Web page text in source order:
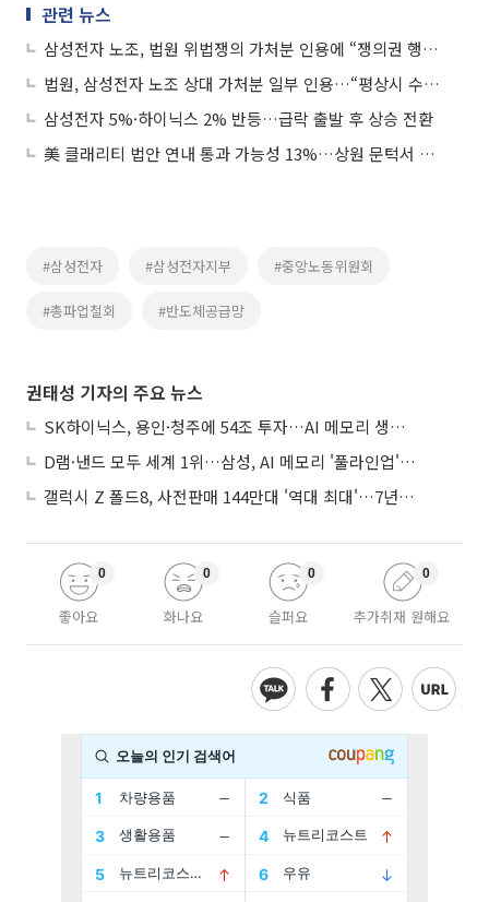
관련 뉴스
삼성전자 노조, 법원 위법쟁의 가처분 인용에 “쟁의권 행사에 제약 없어”
법원, 삼성전자 노조 상대 가처분 일부 인용…“평상시 수준 유지해야”
삼성전자 5%·하이닉스 2% 반등…급락 출발 후 상승 전환
美 클래리티 법안 연내 통과 가능성 13%…상원 문턱서 제동
#삼성전자 #삼성전자지부 #중앙노동위원회
#총파업철회 #반도체공급망
권태성 기자의 주요 뉴스
SK하이닉스, 용인·청주에 54조 투자…AI 메모리 생산기지 키운다
D램·낸드 모두 세계 1위…삼성, AI 메모리 '풀라인업'으로 승부
갤럭시 Z 폴드8, 사전판매 144만대 '역대 최대'…7년만에 갤노트10 기록 넘어
좋아요
0
화나요
0
슬퍼요
0
추가취재 원해요
0